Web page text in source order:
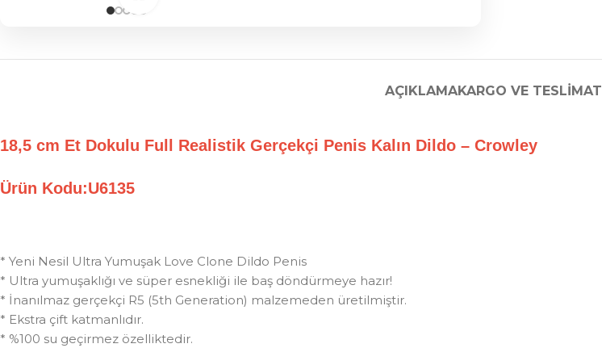
AÇIKLAMAKARGO VE TESLIMAT
18,5 cm Et Dokulu Full Realistik Gerçekçi Penis Kalın Dildo – Crowley
Ürün Kodu:U6135
* Yeni Nesil Ultra Yumuşak Love Clone Dildo Penis
* Ultra yumuşaklığı ve süper esnekliği ile baş döndürmeye hazır!
* İnanılmaz gerçekçi R5 (5th Generation) malzemeden üretilmiştir.
* Ekstra çift katmanlıdır.
* %100 su geçirmez özelliktedir.